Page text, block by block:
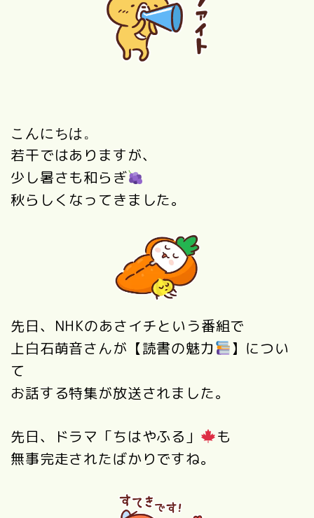
こんにちは。
若干ではありますが、
少し暑さも和らぎ
秋らしくなってきました。
先日、NHKのあさイチという番組で
上白石萌音さんが【読書の魅力
】につい
て
お話する特集が放送されました。
先日、ドラマ「ちはやふる」
も
無事完走されたばかりですね。